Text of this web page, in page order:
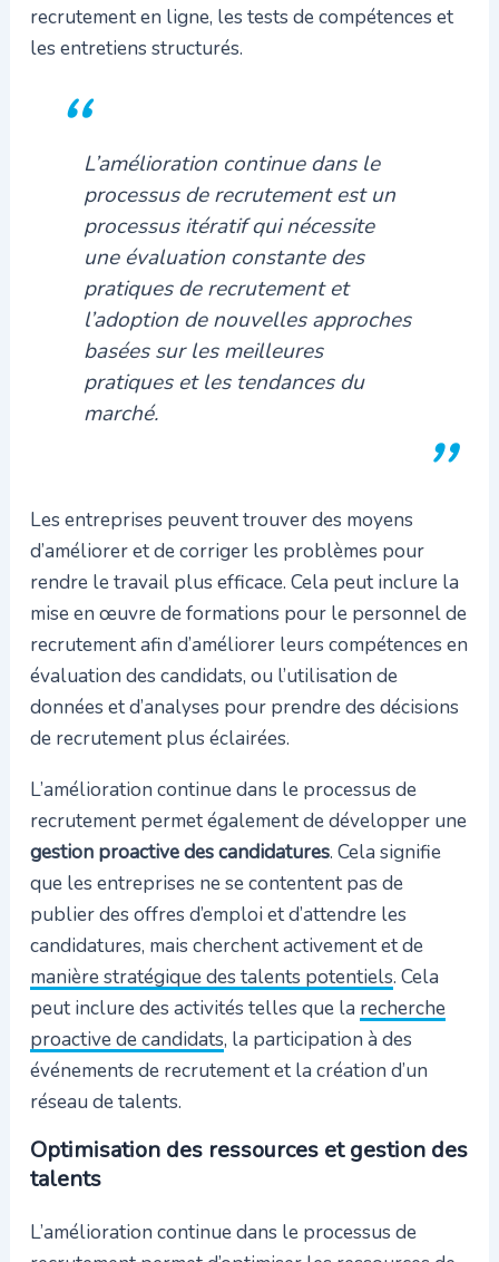
recrutement en ligne, les tests de compétences et
les entretiens structurés.
L’amélioration continue dans le
processus de recrutement est un
processus itératif qui nécessite
une évaluation constante des
pratiques de recrutement et
l’adoption de nouvelles approches
basées sur les meilleures
pratiques et les tendances du
marché.
Les entreprises peuvent trouver des moyens
d’améliorer et de corriger les problèmes pour
rendre le travail plus efficace. Cela peut inclure la
mise en œuvre de formations pour le personnel de
recrutement afin d’améliorer leurs compétences en
évaluation des candidats, ou l’utilisation de
données et d’analyses pour prendre des décisions
de recrutement plus éclairées.
L’amélioration continue dans le processus de
recrutement permet également de développer une
gestion proactive des candidatures. Cela signifie
que les entreprises ne se contentent pas de
publier des offres d’emploi et d’attendre les
candidatures, mais cherchent activement et de
manière stratégique des talents potentiels. Cela
peut inclure des activités telles que la recherche
proactive de candidats, la participation à des
événements de recrutement et la création d’un
réseau de talents.
Optimisation des ressources et gestion des
talents
L’amélioration continue dans le processus de